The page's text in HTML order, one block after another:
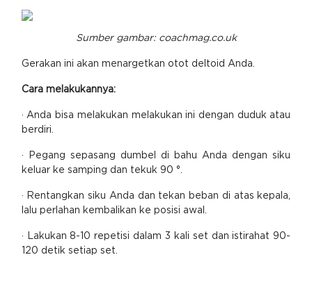
Sumber gambar: coachmag.co.uk
Gerakan ini akan menargetkan otot deltoid Anda.
Cara melakukannya:
· Anda bisa melakukan melakukan ini dengan duduk atau
berdiri.
· Pegang sepasang dumbel di bahu Anda dengan siku
keluar ke samping dan tekuk 90 °.
· Rentangkan siku Anda dan tekan beban di atas kepala,
lalu perlahan kembalikan ke posisi awal.
· Lakukan 8-10 repetisi dalam 3 kali set dan istirahat 90-
120 detik setiap set.